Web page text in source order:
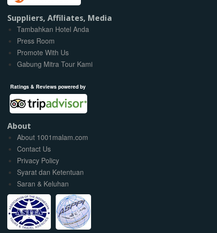
Suppliers, Affiliates, Media
Tambahkan Hotel Anda
Press Room
Promote With Us
Gabung Mitra Tour Kami
Ratings & Reviews powered by
About
About 1001malam.com
Contact Us
Privacy Policy
Syarat dan Ketentuan
Saran & Keluhan